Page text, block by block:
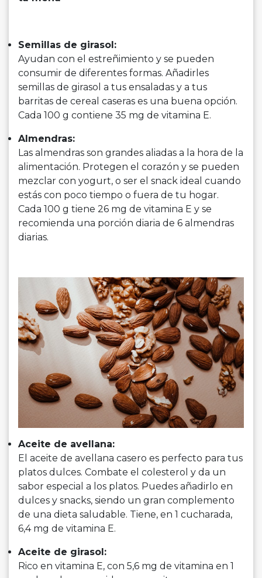
Semillas de girasol:
Ayudan con el estreñimiento y se pueden
consumir de diferentes formas. Añadirles
semillas de girasol a tus ensaladas y a tus
barritas de cereal caseras es una buena opción.
Cada 100 g contiene 35 mg de vitamina E.
Almendras:
Las almendras son grandes aliadas a la hora de la
alimentación. Protegen el corazón y se pueden
mezclar con yogurt, o ser el snack ideal cuando
estás con poco tiempo o fuera de tu hogar.
Cada 100 g tiene 26 mg de vitamina E y se
recomienda una porción diaria de 6 almendras
diarias.
Aceite de avellana:
El aceite de avellana casero es perfecto para tus
platos dulces. Combate el colesterol y da un
sabor especial a los platos. Puedes añadirlo en
dulces y snacks, siendo un gran complemento
de una dieta saludable. Tiene, en 1 cucharada,
6,4 mg de vitamina E.
Aceite de girasol:
Rico en vitamina E, con 5,6 mg de vitamina en 1